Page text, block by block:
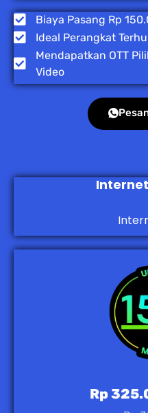
Biaya Pasang Rp
Ideal Perangkat
Mendapatkan OTT
Video
Rp